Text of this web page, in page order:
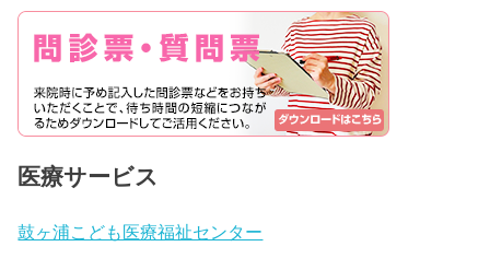
医療サービス
鼓ヶ浦こども医療福祉センター